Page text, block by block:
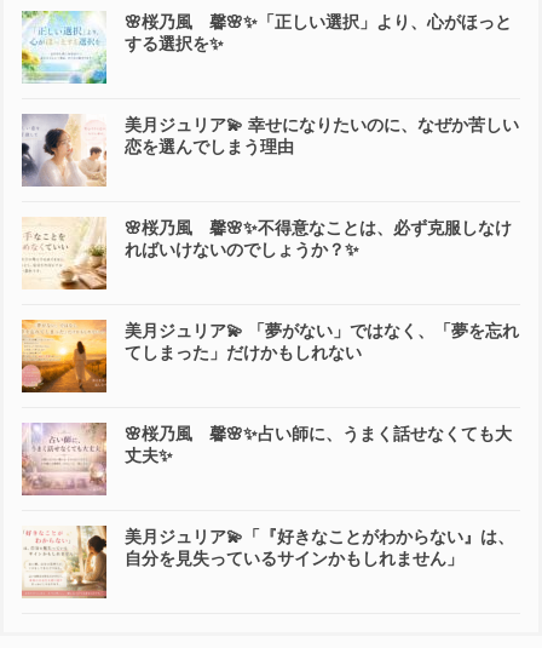
🌸桜乃風 馨🌸✨「正しい選択」より、心がほっと
する選択を✨
美月ジュリア💫 幸せになりたいのに、なぜか苦しい
恋を選んでしまう理由
🌸桜乃風 馨🌸✨不得意なことは、必ず克服しなけ
ればいけないのでしょうか？✨
美月ジュリア💫 「夢がない」ではなく、「夢を忘れ
てしまった」だけかもしれない
🌸桜乃風 馨🌸✨占い師に、うまく話せなくても大
丈夫✨
美月ジュリア💫「『好きなことがわからない』は、
自分を見失っているサインかもしれません」